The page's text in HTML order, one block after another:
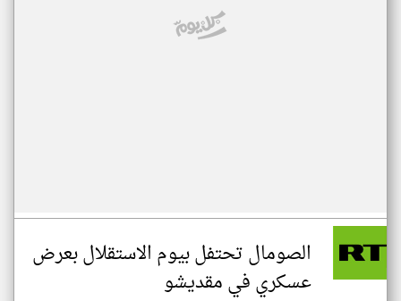
الصومال تحتفل بيوم الاستقلال بعرض
عسكري في مقديشو